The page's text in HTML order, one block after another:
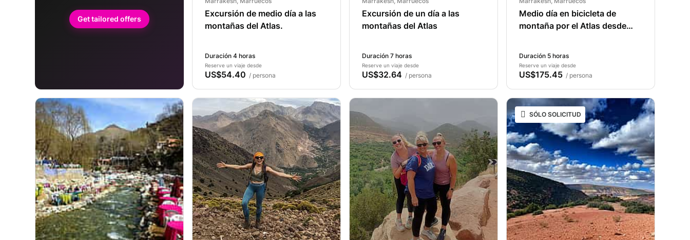
Get tailored offers
Excursión de medio día a las
montañas del Atlas.
Duración 4 horas
Reserve un viaje desde
US$54.40 / persona
Excursión de un día a las
montañas del Atlas
Duración 7 horas
Reserve un viaje desde
US$32.64 / persona
Medio día en bicicleta de
montaña por el Atlas desde
Duración 5 horas
Reserve un viaje desde
US$175.45 / persona
SÓLO SOLICITUD